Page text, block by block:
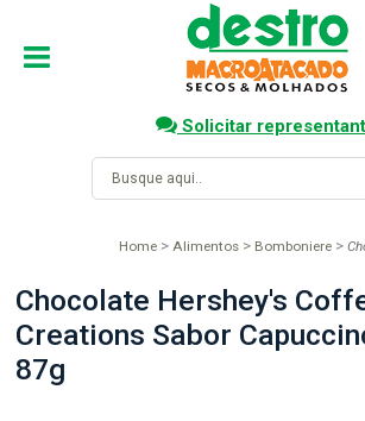
Solicitar
Home Alimentos Bomboniere
Chocolate Hershey's
Creations Sabor
87g